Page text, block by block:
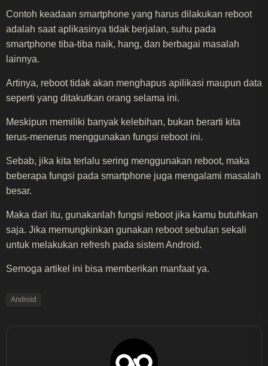
Contoh keadaan smartphone yang harus dilakukan reboot
adalah saat aplikasinya tidak berjalan, suhu pada
smartphone tiba-tiba naik, hang, dan berbagai masalah
lainnya.
Artinya, reboot tidak akan menghapus apilikasi maupun data
seperti yang ditakutkan orang selama ini.
Meskipun memiliki banyak kelebihan, bukan berarti kita
terus-menerus menggunakan fungsi reboot ini.
Sebab, jika kita terlalu sering menggunakan reboot, maka
beberapa fungsi pada smartphone juga mengalami masalah
besar.
Maka dari itu, gunakanlah fungsi reboot jika kamu butuhkan
saja. Jika memungkinkan gunakan reboot sebulan sekali
untuk melakukan refresh pada sistem Android.
Semoga artikel ini bisa memberikan manfaat ya.
Android